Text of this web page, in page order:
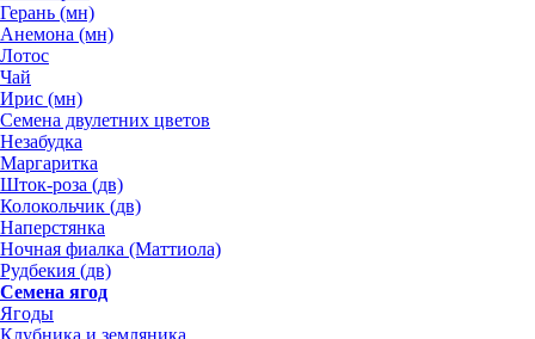
Герань (мн)
Анемона (мн)
Лотос
Чай
Ирис (мн)
Семена двулетних цветов
Незабудка
Маргаритка
Шток-роза (дв)
Колокольчик (дв)
Наперстянка
Ночная фиалка (Маттиола)
Рудбекия (дв)
Семена ягод
Ягоды
Клубника и земляника